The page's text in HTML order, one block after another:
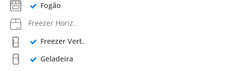
Fogão
Freezer Horiz.
Freezer Vert.
Geladeira